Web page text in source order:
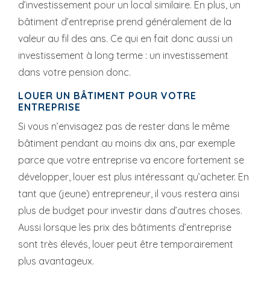
d’investissement pour un local similaire. En plus, un
bâtiment d’entreprise prend généralement de la
valeur au fil des ans. Ce qui en fait donc aussi un
investissement à long terme : un investissement
dans votre pension donc.
LOUER UN BÂTIMENT POUR VOTRE
ENTREPRISE
Si vous n’envisagez pas de rester dans le même
bâtiment pendant au moins dix ans, par exemple
parce que votre entreprise va encore fortement se
développer, louer est plus intéressant qu’acheter. En
tant que (jeune) entrepreneur, il vous restera ainsi
plus de budget pour investir dans d’autres choses.
Aussi lorsque les prix des bâtiments d’entreprise
sont très élevés, louer peut être temporairement
plus avantageux.